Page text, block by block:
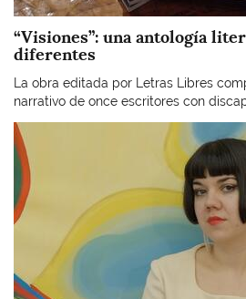
“Visiones”: una antología
diferentes
La obra editada por Letras Libres
narrativo de once escritores con
Imagen